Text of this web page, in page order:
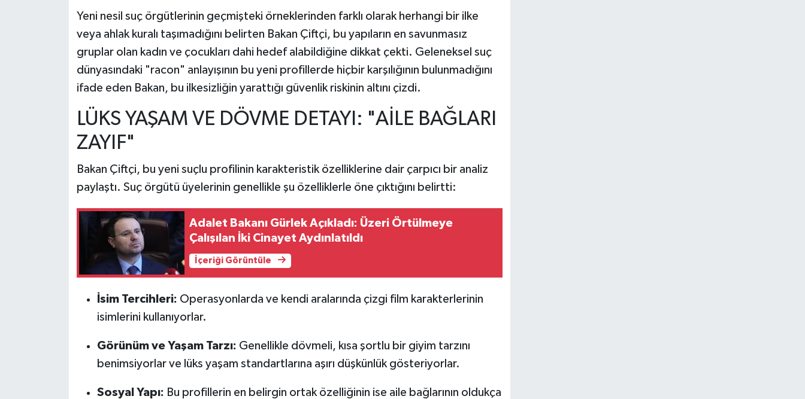
Yeni nesil suç örgütlerinin geçmişteki örneklerinden farklı olarak herhangi bir ilke
veya ahlak kuralı taşımadığını belirten Bakan Çiftçi, bu yapıların en savunmasız
gruplar olan kadın ve çocukları dahi hedef alabildiğine dikkat çekti. Geleneksel suç
dünyasındaki "racon" anlayışının bu yeni profillerde hiçbir karşılığının bulunmadığını
ifade eden Bakan, bu ilkesizliğin yarattığı güvenlik riskinin altını çizdi.
LÜKS YAŞAM VE DÖVME DETAYI: "AİLE BAĞLARI
ZAYIF"
Bakan Çiftçi, bu yeni suçlu profilinin karakteristik özelliklerine dair çarpıcı bir analiz
paylaştı. Suç örgütü üyelerinin genellikle şu özelliklerle öne çıktığını belirtti:
Adalet Bakanı Gürlek Açıkladı: Üzeri Örtülmeye
Çalışılan İki Cinayet Aydınlatıldı
İçeriği Görüntüle
İsim Tercihleri: Operasyonlarda ve kendi aralarında çizgi film karakterlerinin
isimlerini kullanıyorlar.
Görünüm ve Yaşam Tarzı: Genellikle dövmeli, kısa şortlu bir giyim tarzını
benimsiyorlar ve lüks yaşam standartlarına aşırı düşkünlük gösteriyorlar.
Sosyal Yapı: Bu profillerin en belirgin ortak özelliğinin ise aile bağlarının oldukça